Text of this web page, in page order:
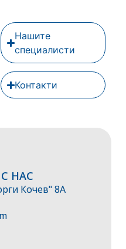
Нашите
специалисти
Контакти
НАС
Кочев" 8А